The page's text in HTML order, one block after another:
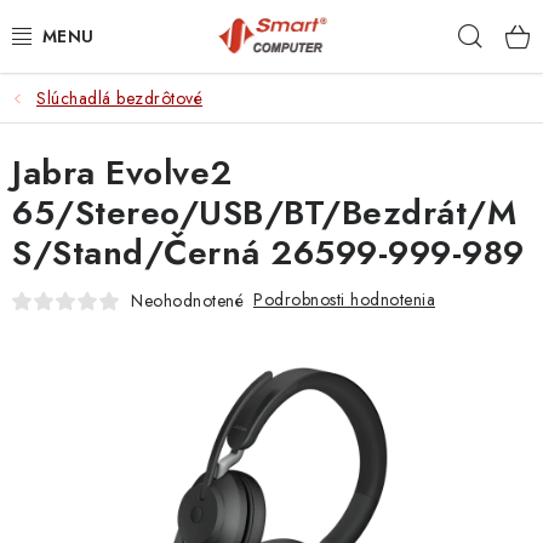
na
NOTEBOOKY
MOBILNÉ ZARIADENIA
PC A KOMPONENTY
PERIFÉRIE
Slúchadlá bezdrôtové
Jabra Evolve2
65/Stereo/USB/BT/Bezdrát/M
S/Stand/Černá 26599-999-989
Neohodnotené Podrobnosti hodnotenia